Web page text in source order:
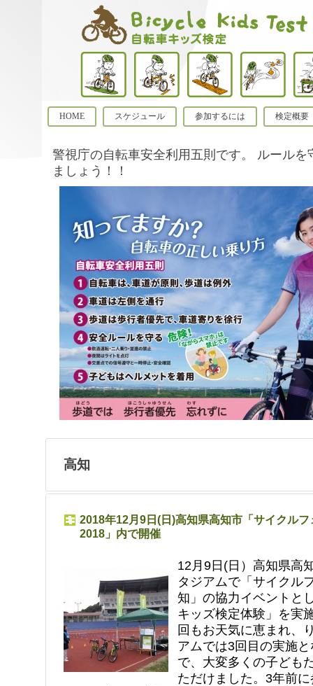
HOME スケジュール 参加するには 検定概要
警視庁の自転車安全利用五則です。 ルールを
ましょう！！
高知
2018年12月9日(日)高知県高知市「サイクル
2018」内で開催
12月9日(日）高知県高
タジアムで「サイクル
知」の協力イベントと
キッズ検定体験」を実
回もお天気に恵まれ、
アムでは3回目の実施
で、大変多くの子ども
ただけました。3年前